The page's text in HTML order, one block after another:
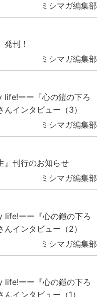
ミシマガ編集部
刊！
ミシマガ編集部
ーー『心の鎧の下ろ
インタビュー（3）
ミシマガ編集部
』刊行のお知らせ
ミシマガ編集部
ーー『心の鎧の下ろ
インタビュー（2）
ミシマガ編集部
ーー『心の鎧の下ろ
インタビュー（1）